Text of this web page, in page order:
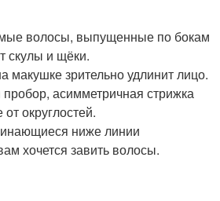
волосы, выпущенные по бокам
скулы и щёки.
макушке зрительно удлинит лицо.
пробор, асимметричная стрижка
округлостей.
ниже линии
хочется завить волосы.